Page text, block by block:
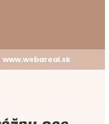
www.webareal.sk